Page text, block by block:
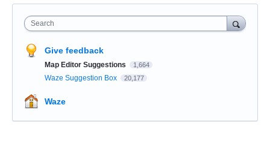
Search
Give feedback
Map Editor Suggestions 1,664
Waze Suggestion Box 20,177
Waze